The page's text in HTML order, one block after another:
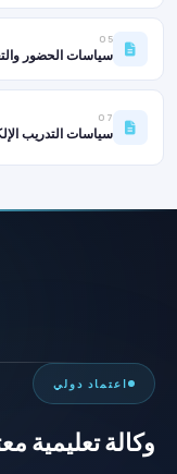
05
سياسات الحضور
07
سياسات التدريب
اعتماد دولي
وكالة تعليمية